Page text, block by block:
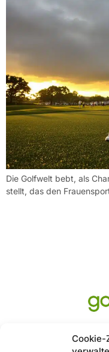
Cookie-
Die Golfwelt bebt, als
stellt, das den